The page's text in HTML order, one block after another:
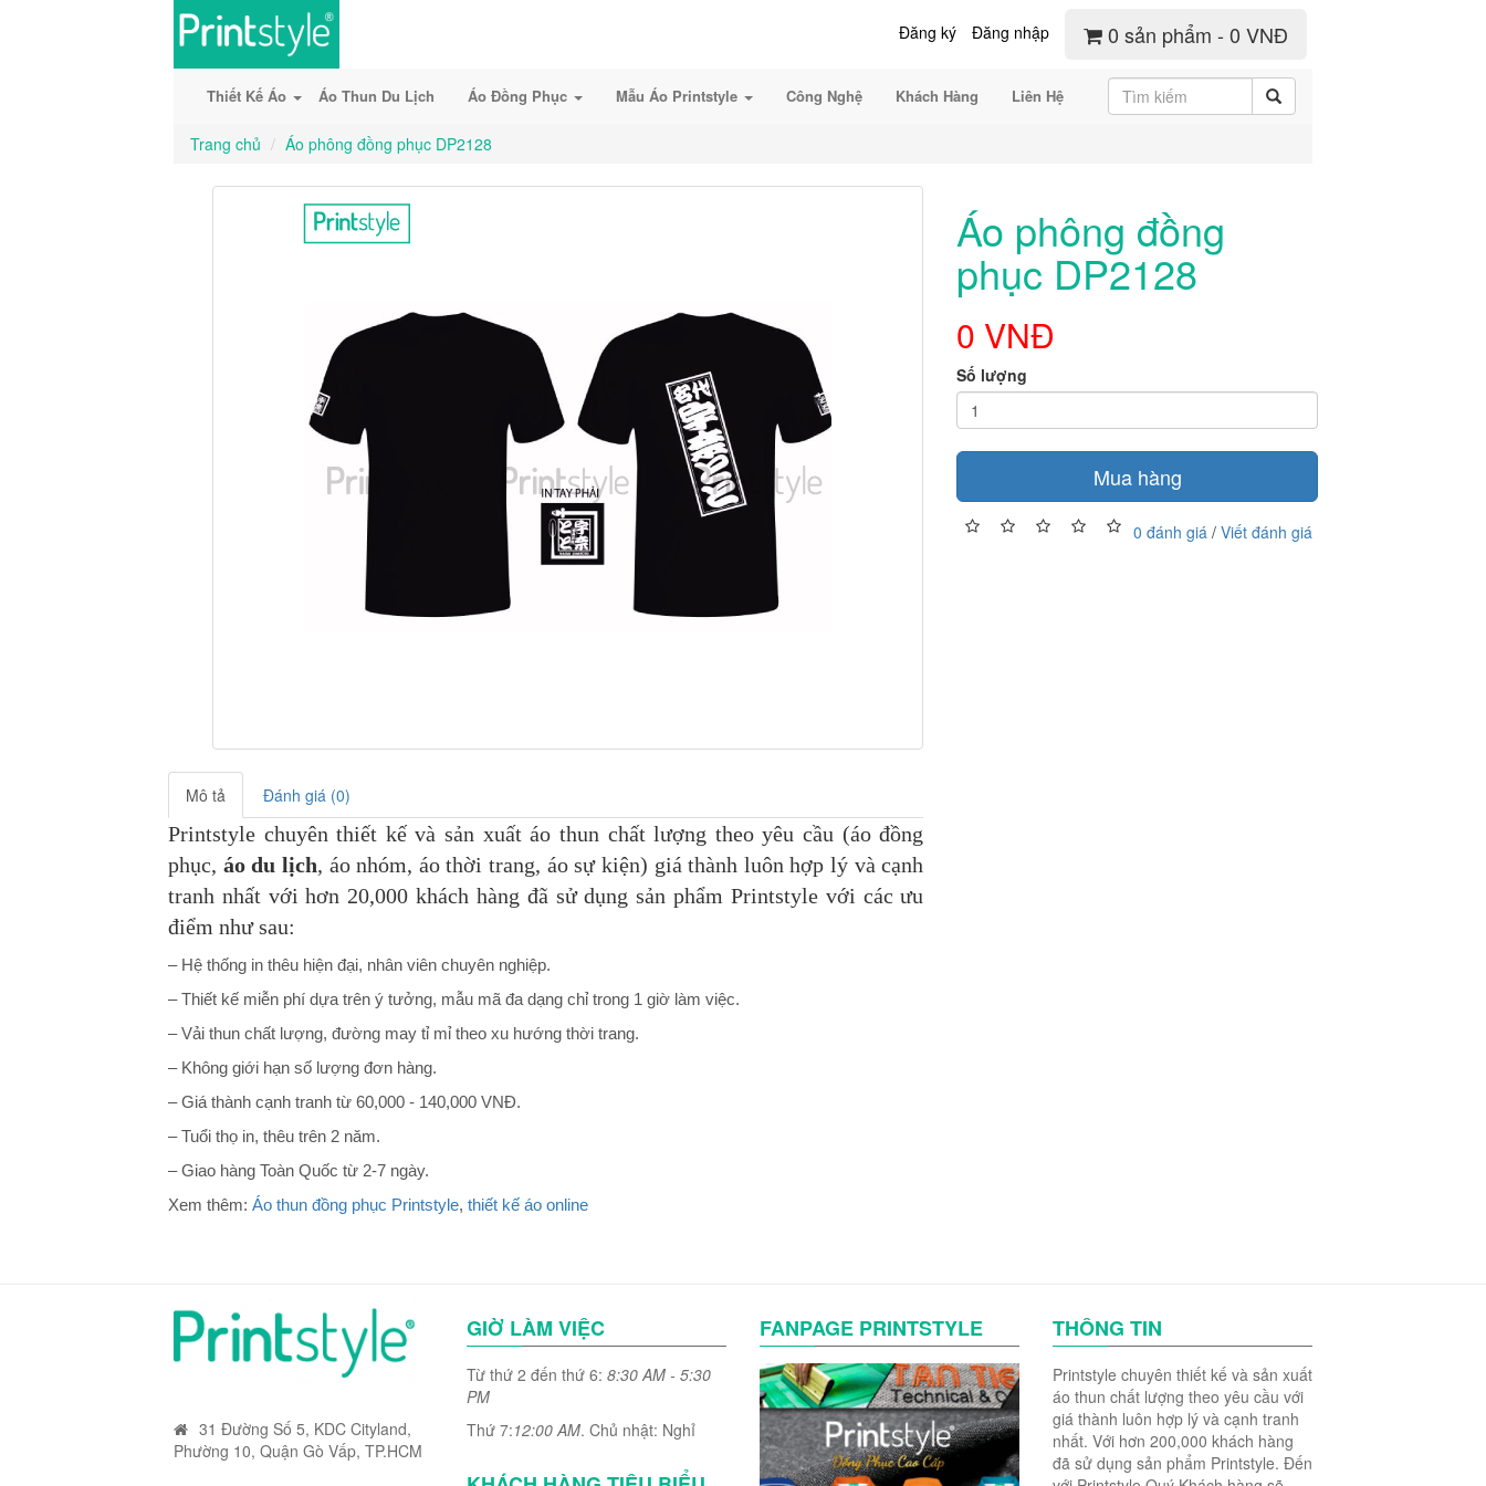
Đăng ký Đăng nhập 0 sản phẩm - 0 VNĐ
Thiết Kế Áo Áo Thun Du Lịch Áo Đồng Phục Mẫu Áo Printstyle Công Nghệ Khách Hàng Liên Hệ
Trang chủ Áo phông đồng phục DP2128
Mô tả Đánh giá (0)
Printstyle chuyên thiết kế và sản xuất áo thun chất lượng theo yêu cầu (áo đồng
phục, áo du lịch, áo nhóm, áo thời trang, áo sự kiện) giá thành luôn hợp lý và cạnh
tranh nhất với hơn 20,000 khách hàng đã sử dụng sản phẩm Printstyle với các ưu
điểm như sau:
– Hệ thống in thêu hiện đại, nhân viên chuyên nghiệp.
– Thiết kế miễn phí dựa trên ý tưởng, mẫu mã đa dạng chỉ trong 1 giờ làm việc.
– Vải thun chất lượng, đường may tỉ mỉ theo xu hướng thời trang.
– Không giới hạn số lượng đơn hàng.
– Giá thành cạnh tranh từ 60,000 - 140,000 VNĐ.
– Tuổi thọ in, thêu trên 2 năm.
– Giao hàng Toàn Quốc từ 2-7 ngày.
Xem thêm: Áo thun đồng phục Printstyle, thiết kế áo online
Áo phông đồng
phục DP2128
0 VNĐ
Số lượng
Mua hàng
0 đánh giá /Viết đánh giá
31 Đường Số 5, KDC Cityland,
Phường 10, Quận Gò Vấp, TP.HCM
GIỜ LÀM VIỆC
Từ thứ 2 đến thứ 6: 8:30 AM - 5:30
PM
Thứ 7:12:00 AM. Chủ nhật: Nghỉ
FANPAGE PRINTSTYLE THÔNG TIN
Printstyle chuyên thiết kế và sản xuất
áo thun chất lượng theo yêu cầu với
giá thành luôn hợp lý và cạnh tranh
nhất. Với hơn 200,000 khách hàng
đã sử dụng sản phẩm Printstyle. Đến